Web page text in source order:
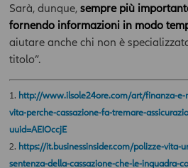
e comunque sempre consultare la
presente sul sitowww.allianzdarta.ie.
garantisce l’aggiornamento,
l’idoneità allo scopo dei dati e delle
nell’Area; l’utilizzo e la diffusione di
parte dell’utente avviene, pertanto,
responsabilità. La Compagnia verifica
informazioni pubblicate nell’ Area
fonti attendibili; la Compagnia
essere ritenuta responsabile per
completezza delle stesse. Inoltre, le
Sarà, dunque, sempre più
fornendo informazioni in modo
aiutare anche chi non è
titolo”.
1. http://www.ilsole24ore.com/art/finanza-
vita-perche-cassazione-fa-tremare-
uuid=AEIOccjE
2. https://it.businessinsider.com/polizze-vita-
sentenza-della-cassazione-che-le-inquadra-